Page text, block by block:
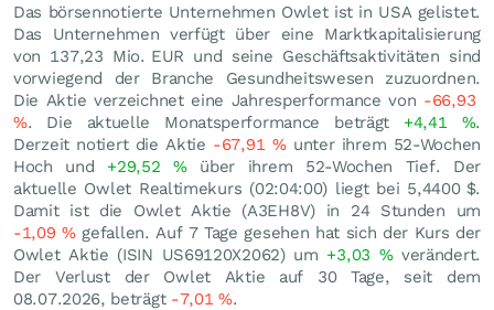
Das börsennotierte Unternehmen Owlet ist in USA gelistet.
Das Unternehmen verfügt über eine Marktkapitalisierung
von 137,23 Mio. EUR und seine Geschäftsaktivitäten sind
vorwiegend der Branche Gesundheitswesen zuzuordnen.
Die Aktie verzeichnet eine Jahresperformance von -66,93
%. Die aktuelle Monatsperformance beträgt +4,41 %.
Derzeit notiert die Aktie -67,91 %unter ihrem 52-Wochen
Hoch und +29,52 %über ihrem 52-Wochen Tief. Der
aktuelle Owlet Realtimekurs (02:04:00) liegt bei 5,4400 $.
Damit ist die Owlet Aktie (A3EH8V) in 24 Stunden um
-1,09%gefallen. Auf 7 Tage gesehen hat sich der Kurs der
Owlet Aktie (ISIN US69120X2062) um +3,03 %verändert.
Der Verlust der Owlet Aktie auf 30 Tage, seit dem
08.07.2026, beträgt -7,01%.